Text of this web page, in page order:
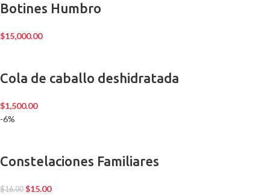
Botines Humbro
$15,000.00
Cola de caballo deshidratada
$1,500.00
-6%
Constelaciones Familiares
$16.00 $15.00